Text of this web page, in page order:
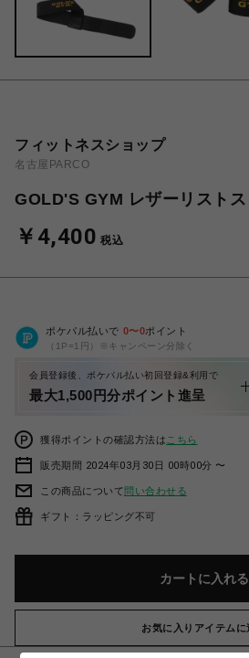
フィットネスショップ
名古屋PARCO
GOLD'S GYM レザーリスト
￥4,400 税込
ポケパル払いで 0〜0ポイント
（1P=1円）※キャンペーン分除く
会員登録後、ポケパル払い初回登録&利用で
最大1,500円分ポイント進呈
獲得ポイントの確認方法は こちら
販売期間 2024年03月30日 00時00分 〜
この商品について問い合わせる
ギフト：ラッピング不可
カートに入れる
お気に入りアイテムに